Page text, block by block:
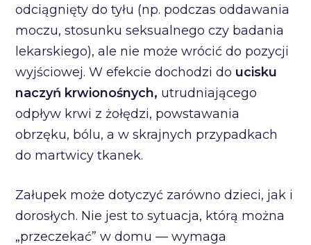
odciągnięty do tyłu (np. podczas oddawania
moczu, stosunku seksualnego czy badania
lekarskiego), ale nie może wrócić do pozycji
wyjściowej. W efekcie dochodzi do ucisku
naczyń krwionośnych, utrudniającego
odpływ krwi z żołędzi, powstawania
obrzęku, bólu, a w skrajnych przypadkach
do martwicy tkanek.
Załupek może dotyczyć zarówno dzieci, jak i
dorosłych. Nie jest to sytuacja, którą można
„przeczekać” w domu — wymaga